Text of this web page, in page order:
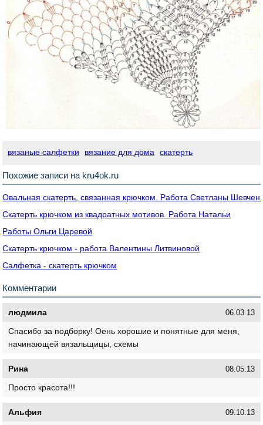
вязаные салфетки вязание для дома скатерть
Похожие записи на kru4ok.ru
Овальная скатерть, связанная крючком. Работа Светланы
Скатерть крючком из квадратных мотивов. Работа Натальи
Работы Ольги Царевой
Скатерть крючком - работа Валентины Литвиновой
Салфетка - скатерть крючком
Комментарии
людмила 06.03.13
Спасибо за подборку! Оень хорошие и понятные для меня,
начинающей вязальщицы, схемы
Рина 08.05.13
Просто красота!!!
Альфия 09.10.13